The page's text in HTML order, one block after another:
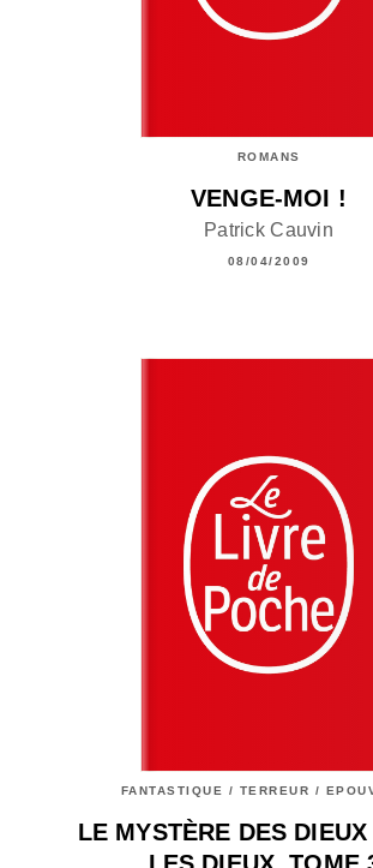
ROMANS
VENGE-MOI !
Patrick Cauvin
08/04/2009
FANTASTIQUE / TERREUR /
LE MYSTÈRE DES